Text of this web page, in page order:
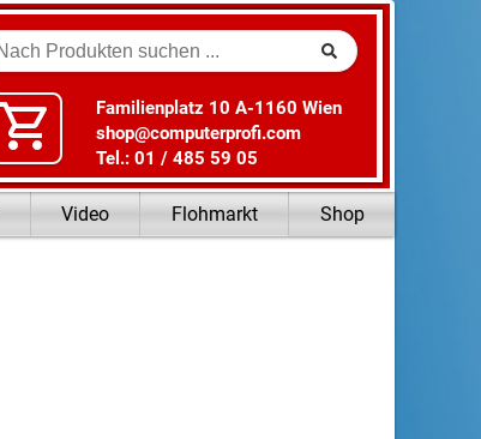
Suche
Familienplatz 10 A-1160 Wien
shop@computerprofi.com
Tel.: 01 / 485 59 05
Video Flohmarkt Shop